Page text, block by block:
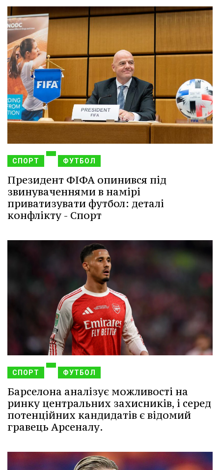
СПОРТ ФУТБОЛ
Президент ФІФА опинився під
звинуваченнями в намірі
приватизувати футбол: деталі
конфлікту - Спорт
СПОРТ ФУТБОЛ
Барселона аналізує можливості на
ринку центральних захисників, і серед
потенційних кандидатів є відомий
гравець Арсеналу.